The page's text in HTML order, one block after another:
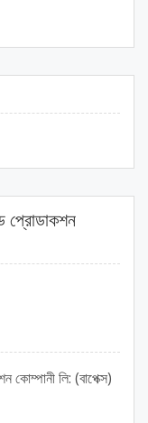
প্রোডাকশন
কোম্পানী লি: (বাপেক্স)